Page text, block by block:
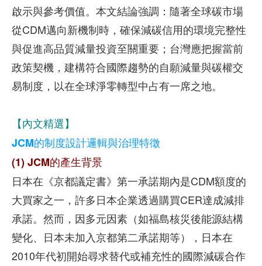
啟示與參考價值。本文結論強調：隨著全球碳市場
從CDM邁向新機制時，確保減碳信用的環境完整性
與促進高品質減量投資至關重要；台灣應把握當前
政策契機，建構符合國際趨勢的自願減量與碳權交
易制度，以在全球淨零轉型中占有一席之地。
【內文精選】
JCM的制度設計邏輯與治理特徵
(1) JCM的產生背景
日本在《京都議定書》第一承諾期內是CDM額度的
大買家之一，許多日本企業透過購買CER達成減排
承諾。然而，因多元因素（如福島核災後能源結構
變化、日本未加入京都第二承諾期等），日本在
2010年代初開始尋求替代或補充性的國際減碳合作